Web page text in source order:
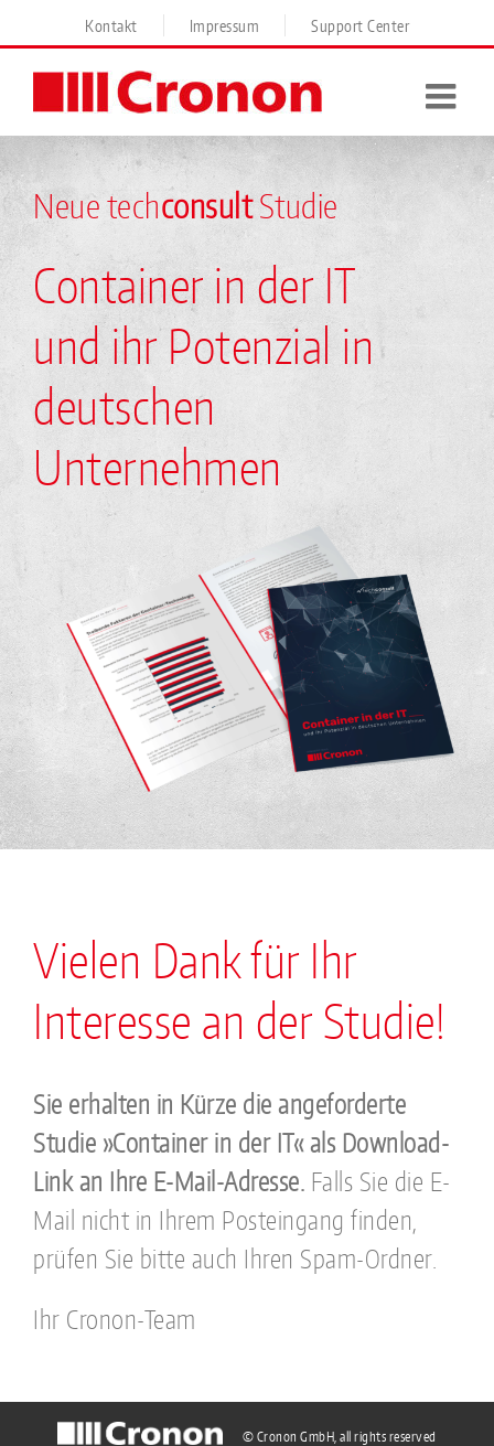
to
Kontakt Impressum Support Center
Neue techconsultStudie
Container in der IT
und ihr Potenzial in
deutschen
Unternehmen
Vielen Dank für Ihr
Interesse an der Studie!
Sie erhalten in Kürze die angeforderte
Studie »Container in der IT« als Download-
Link an Ihre E-Mail-Adresse. Falls Sie die E-
Mail nicht in Ihrem Posteingang finden,
prüfen Sie bitte auch Ihren Spam-Ordner.
Ihr Cronon-Team
© Cronon GmbH, all rights reserved